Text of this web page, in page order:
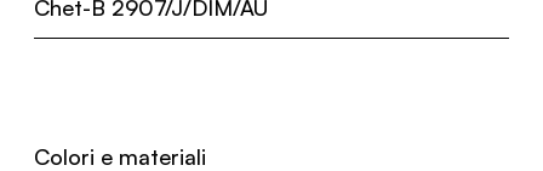
Chet-B 2907/J/DIM/AU
Colori e materiali